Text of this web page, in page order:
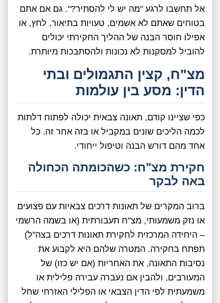
אל תחשבו לרגע "מה יש לי להסתיר?". גם אם אתם
בטוחים שאתם לא אשמים, טעויות בתיאור, לחץ, או
אפילו חוסר הבנה של ההליך החקירתי יכולים
להוביל למסקנות לא נכונות ולהסתבכות מיותרת.
מצ"ח, קצין התגמולים ובתי
הדין: מסע בין עולמות
כפי שציינו קודם, תאונה צבאית יכולה לפתוח דלתות
לכמה הליכים שונים במקביל או בזה אחר זה. כל
אחד מהם דורש הבנה וטיפול ייחודי.
חקירת מצ"ח: כשהכומתה הכחולה
באה לבקר
ברוב המקרים של תאונות דרכים צבאיות עם פצועים
או נזק משמעותי, מצ"ח תעבורתית (או בשמה הרשמי
– היחידה המרכזית לחקירת תאונות דרכים בצה"ל)
תפתח בחקירה. המטרה שלהם היא לקבוע את
נסיבות התאונה, את האחריות (אם יש כזו) של
המעורבים, ולהבין אם נעברה עבירה פלילית או
משמעתית לפי הדין הצבאי או הפלילי האזרחי שחל